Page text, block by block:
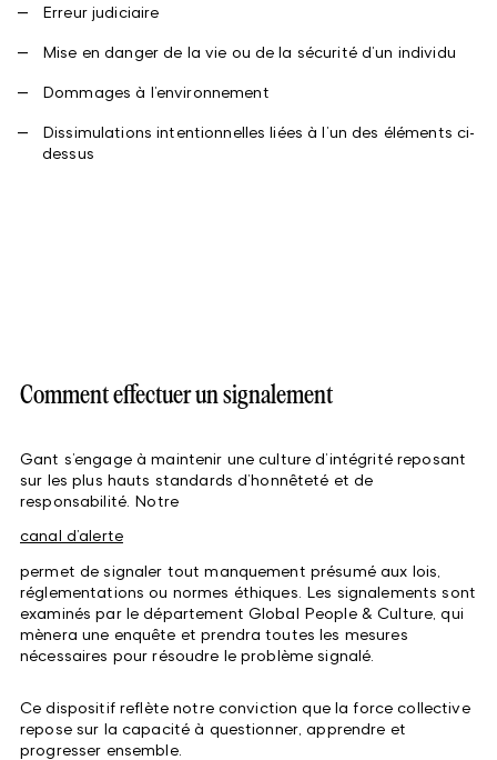
Erreur judiciaire
Mise en danger de la vie ou de la sécurité d’un individu
Dommages à l’environnement
Dissimulations intentionnelles liées à l’un des éléments ci-
dessus
Comment effectuer un signalement
Gant s’engage à maintenir une culture d’intégrité reposant
sur les plus hauts standards d’honnêteté et de
responsabilité. Notre
canal d’alerte
permet de signaler tout manquement présumé aux lois,
réglementations ou normes éthiques. Les signalements sont
examinés par le département Global People & Culture, qui
mènera une enquête et prendra toutes les mesures
nécessaires pour résoudre le problème signalé.
Ce dispositif reflète notre conviction que la force collective
repose sur la capacité à questionner, apprendre et
progresser ensemble.